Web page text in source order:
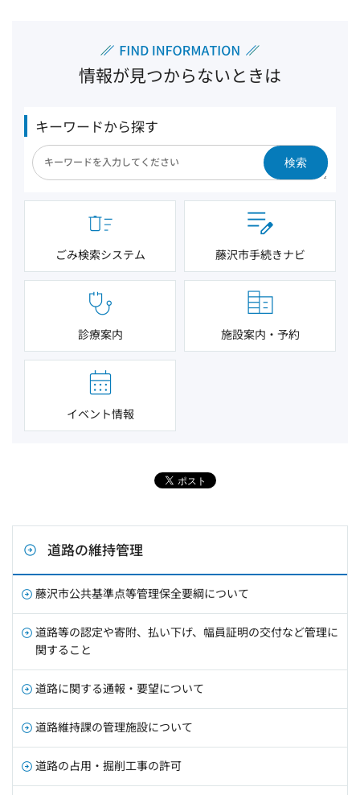
情報が見つからないときは
キーワードから探す
検索
ごみ検索システム 藤沢市手続きナビ
診療案内 施設案内・予約
イベント情報
道路の維持管理
藤沢市公共基準点等管理保全要綱について
道路等の認定や寄附、払い下げ、幅員証明の交付など管理に
関すること
道路に関する通報・要望について
道路維持課の管理施設について
道路の占用・掘削工事の許可